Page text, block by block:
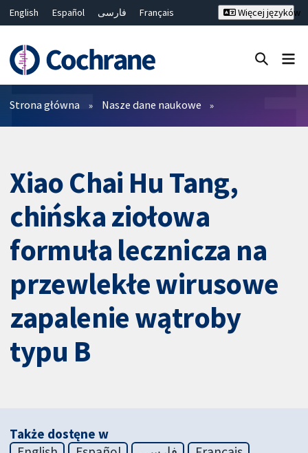
English Español فارسی
Français
Bahasa Malaysia
ไทย
繁體中文
简体中文
Więcej języków
Filtry
Strona główna Nasze dane naukowe
Xiao Chai Hu Tang,
chińska ziołowa
formuła lecznicza na
przewlekłe wirusowe
zapalenie wątroby
typu B
Także dostęne w